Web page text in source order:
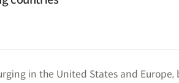
in the United States and Europe,